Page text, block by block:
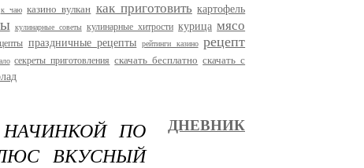
к чаю казино вулкан как приготовить картофель
кулинарные советы кулинарные хитрости курица мясо
праздничные рецепты рейтинги казино рецепт
секреты приготовления скачать бесплатно скачать с
ПО
ВКУСНЫЙ
ДНЕВНИК